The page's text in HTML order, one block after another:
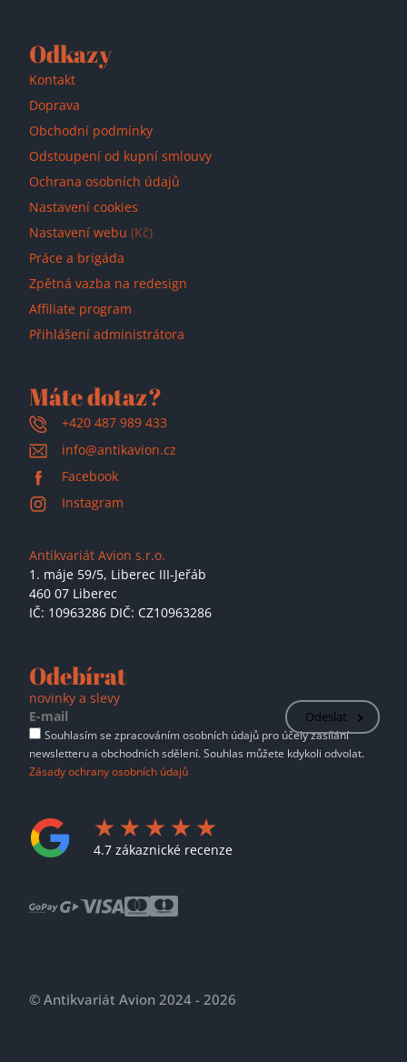
Odkazy
Kontakt
Doprava
Obchodní podmínky
Odstoupení od kupní smlouvy
Ochrana osobních údajů
Nastavení cookies
Nastavení webu (Kč)
Práce a brigáda
Zpětná vazba na redesign
Affiliate program
Přihlášení administrátora
Máte dotaz?
+420 487 989 433
info@antikavion.cz
Facebook
Instagram
Antikvariát Avion s.r.o.
1. máje 59/5, Liberec III-Jeřáb
460 07 Liberec
IČ: 10963286 DIČ: CZ10963286
Odebírat
novinky a slevy
Odeslat
Souhlasím se zpracováním osobních údajů pro účely zasílání
newsletteru a obchodních sdělení. Souhlas můžete kdykoli odvolat.
Zásady ochrany osobních údajů
4.7 zákaznické recenze
© Antikvariát Avion 2024 - 2026